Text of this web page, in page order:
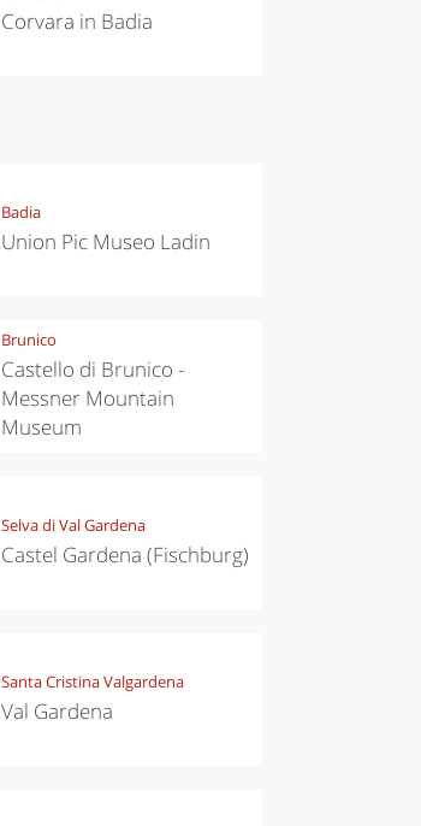
Corvara in Badia
Badia
Union Pic Museo Ladin
Brunico
Castello di Brunico -
Messner Mountain
Museum
Selva di Val Gardena
Castel Gardena (Fischburg)
Santa Cristina Valgardena
Val Gardena